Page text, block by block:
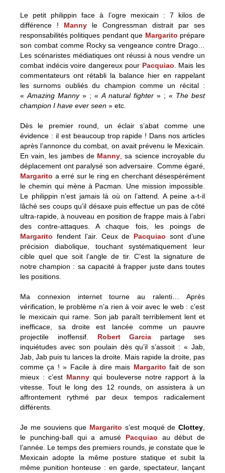
Le petit philippin face à l’ogre mexicain : 7 kilos de
différence ! Manny le Congressman distrait par ses
responsabilités politiques pendant que Margarito prépare
son combat comme Rocky sa vengeance contre Drago…
Les scénaristes médiatiques ont réussi à nous vendre un
combat indécis voire dangereux pour Pacquiao. Mais les
commentateurs ont rétabli la balance hier en rappelant
les surnoms oubliés du champion comme un récital :
«Amazing Manny» ; «A natural fighter » ; « The best
champion I have ever seen » etc.
Dès le premier round, un éclair s’abat comme une
évidence : il est beaucoup trop rapide ! Dans nos articles
après l’annonce du combat, on avait prévenu le Mexicain.
En vain, les jambes de Manny, sa science incroyable du
déplacement ont paralysé son adversaire. Comme égaré,
Margarito a erré sur le ring en cherchant désespérément
le chemin qui mène à Pacman. Une mission impossible.
Le philippin n’est jamais là où on l’attend. A peine a-t-il
lâché ses coups qu’il désaxe puis effectue un pas de côté
ultra-rapide, à nouveau en position de frappe mais à l’abri
des contre-attaques. A chaque fois, les poings de
Margarito fendent l’air. Ceux de Pacquiao sont d’une
précision diabolique, touchant systématiquement leur
cible quel que soit l’angle de tir. C’est la signature de
notre champion : sa capacité à frapper juste dans toutes
les positions.
Ma connexion internet tourne au ralenti… Après
vérification, le problème n’a rien à voir avec le web : c’est
le mexicain qui rame. Son jab paraît terriblement lent et
inefficace, sa droite est lancée comme un pauvre
projectile inoffensif. Robert Garcia partage ses
inquiétudes avec son poulain dès qu’il s’assoit : « Jab,
Jab, Jab puis tu lances la droite. Mais rapide la droite, pas
comme ça ! » Facile à dire mais Margarito fait de son
mieux : c’est Manny qui bouleverse notre rapport à la
vitesse. Tout le long des 12 rounds, on assistera à un
affrontement rythmé par deux tempos radicalement
différents.
Je me souviens que Margarito s’est moqué de Clottey,
le punching-ball qui a amusé Pacquiao
au début de
l’année. Le temps des premiers rounds, je constate que le
Mexicain adopte la même posture statique et subit la
même punition honteuse : en garde, spectateur, lançant